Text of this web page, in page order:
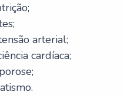
arterial;
cardíaca;